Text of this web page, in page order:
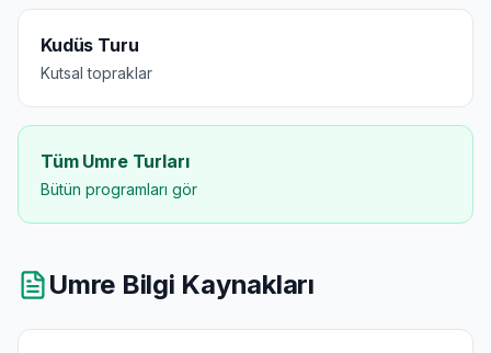
Kudüs Turu
Kutsal topraklar
Tüm Umre Turları
Bütün programları gör
Umre Bilgi Kaynakları